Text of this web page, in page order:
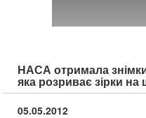
НАСА отримала
яка розриває зірки на
05.05.2012